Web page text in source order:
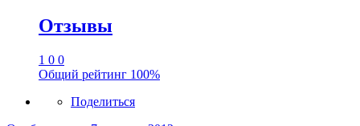
Отзывы
1 0 0
Общий рейтинг 100%
Поделиться